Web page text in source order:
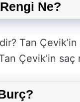
Ne?
Tan
Çevik’in